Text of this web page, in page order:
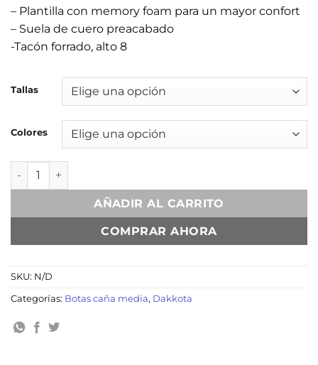
– Plantilla con memory foam para un mayor confort
– Suela de cuero preacabado
-Tacón forrado, alto 8
Tallas
Colores
Regina Negro cantidad
AÑADIR AL CARRITO
COMPRAR AHORA
SKU: N/D
Categorías: Botas caña media, Dakkota